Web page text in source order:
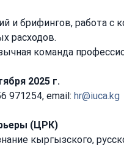
и брифингов, работа с
расходов.
команда
2025 г.
971254, email: hr@iuca.kg
(ЦРК)
кыргызского,